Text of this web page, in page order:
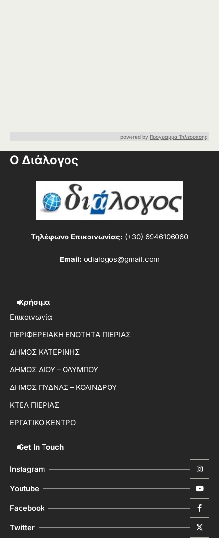
powered by Προγραμμα Τηλεορασης
Ο Διάλογος
Τηλέφωνο Επικοινωνίας: (+30) 6946106060
Email: odialogos@gmail.com
Χρήσιμα
Επικοινωνία
ΠΕΡΙΦΕΡΕΙΑΚΗ ΕΝΟΤΗΤΑ ΠΙΕΡΙΑΣ
ΔΗΜΟΣ ΚΑΤΕΡΙΝΗΣ
ΔΗΜΟΣ ΔΙΟΥ – ΟΛΥΜΠΟΥ
ΔΗΜΟΣ ΠΥΔΝΑΣ – ΚΟΛΙΝΔΡΟΥ
ΚΤΕΛ ΠΙΕΡΙΑΣ
ΕΡΓΑΤΙΚΟ ΚΕΝΤΡΟ
Get In Touch
Instagram
Youtube
Facebook
Twitter